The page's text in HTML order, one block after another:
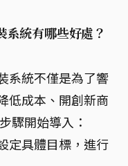
系統有哪些好處？
系統不僅是為了響
低成本、開創新商
驟開始導入：
定具體目標，進行